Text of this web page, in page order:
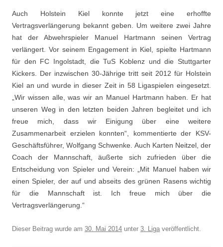
Auch Holstein Kiel konnte jetzt eine erhoffte
Vertragsverlängerung bekannt geben. Um weitere zwei Jahre
hat der Abwehrspieler Manuel Hartmann seinen Vertrag
verlängert. Vor seinem Engagement in Kiel, spielte Hartmann
für den FC Ingolstadt, die TuS Koblenz und die Stuttgarter
Kickers. Der inzwischen 30-Jährige tritt seit 2012 für Holstein
Kiel an und wurde in dieser Zeit in 58 Ligaspielen eingesetzt.
„Wir wissen alle, was wir an Manuel Hartmann haben. Er hat
unseren Weg in den letzten beiden Jahren begleitet und ich
freue mich, dass wir Einigung über eine weitere
Zusammenarbeit erzielen konnten“, kommentierte der KSV-
Geschäftsführer, Wolfgang Schwenke. Auch Karten Neitzel, der
Coach der Mannschaft, äußerte sich zufrieden über die
Entscheidung von Spieler und Verein: „Mit Manuel haben wir
einen Spieler, der auf und abseits des grünen Rasens wichtig
für die Mannschaft ist. Ich freue mich über die
Vertragsverlängerung.“
Dieser Beitrag wurde am 30. Mai 2014 unter 3. Liga veröffentlicht.